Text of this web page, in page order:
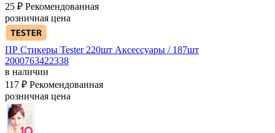
25 ₽ Рекомендованная
розничная цена
ПР Стикеры Tester 220шт Аксессуары / 187шт
2000763422338
в наличии
117 ₽ Рекомендованная
розничная цена